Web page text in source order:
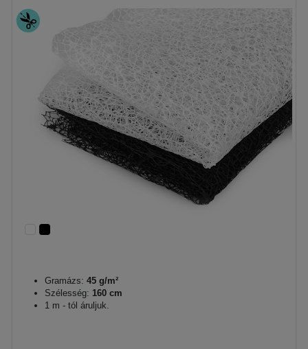
Gramázs: 45 g/m²
Szélesség: 160 cm
1 m - tól áruljuk.